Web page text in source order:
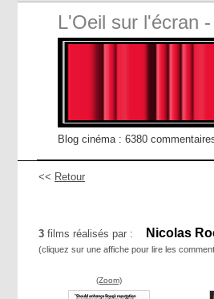
L'Oeil sur l'écran
Blog cinéma : 6380
<< Retour
3 films réalisés par : Nicolas
(cliquez sur une affiche pour lire les
(Zoom)